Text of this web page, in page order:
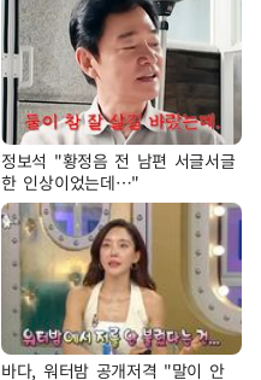
정보석 "황정음 전 남편 서글서글
한 인상이었는데…"
바다, 워터밤 공개저격 "말이 안